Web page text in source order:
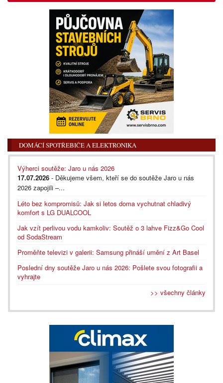
DOMÁCÍ SPOTŘEBIČE A ELEKTRONIKA
Výherci soutěže: Jaro u nás 2026
17.07.2026 - Děkujeme všem, kteří se do soutěže Jaro u nás
2026 zapojili –...
Léto bez kompromisů: Jak si letos doma vychutnat chladivý
komfort s LG DUALCOOL
Jak vzít perlivou vodu kamkoliv: Soutěž o 3 lahve Fizz&Go Cool
od SodaStream
Proměňte televizi v galerii: Samsung přináší umění z Art Basel
Poslední dny soutěže Jaro u nás 2026: Pošlete svou fotografii a
vyhrajte
>> všechny články